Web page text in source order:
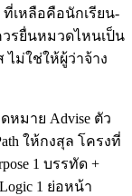
ที่เหลือคือนักเรียน-
วรยื่นหมวดไหนเป็น
ม่ใช่ให้ผู้ว่าจ้าง
หมาย Advise ตัว
ให้กงสุล โครงที่
1 บรรทัด +
1 ย่อหน้า